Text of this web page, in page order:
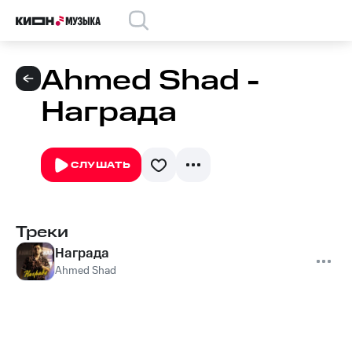
Ahmed Shad -
Награда
СЛУШАТЬ
Треки
Награда
Ahmed Shad